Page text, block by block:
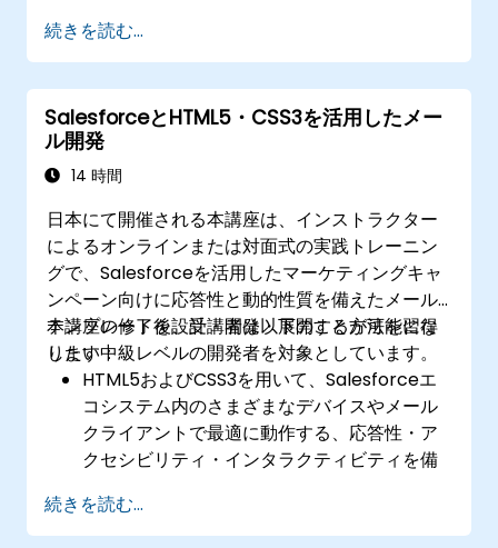
ビスを作成・活用する
続きを読む...
SalesforceとHTML5・CSS3を活用したメー
ル開発
14 時間
日本にて開催される本講座は、インストラクター
によるオンラインまたは対面式の実践トレーニン
グで、Salesforceを活用したマーケティングキャ
ンペーン向けに応答性と動的性質を備えたメール
テンプレートを設計・開発・展開する方法を習得
したい中級レベルの開発者を対象としています。
本講座の修了後、受講者は以下のことが可能にな
ります：
HTML5およびCSS3を用いて、Salesforceエ
コシステム内のさまざまなデバイスやメール
クライアントで最適に動作する、応答性・ア
クセシビリティ・インタラクティビティを備
る。
Salesforceのデータを活用して個別化された
続きを読む...